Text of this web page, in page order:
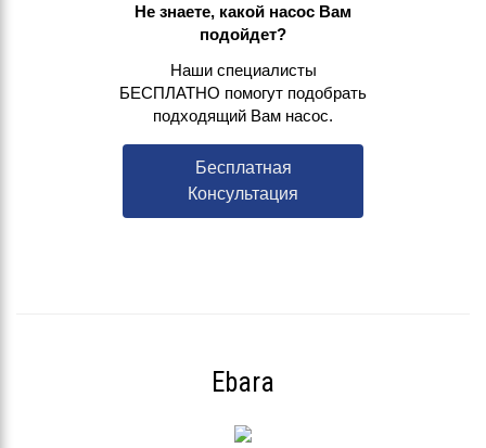
Не знаете, какой насос Вам
подойдет?
Наши специалисты
БЕСПЛАТНО помогут подобрать
подходящий Вам насос.
Бесплатная
Консультация
Ebara